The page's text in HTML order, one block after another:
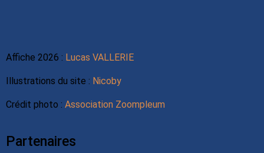
Affiche 2026 : Lucas VALLERIE
Illustrations du site : Nicoby
Crédit photo : Association Zoompleum
Partenaires